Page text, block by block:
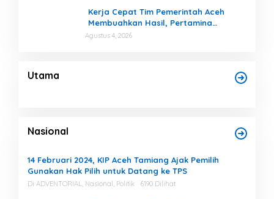
Kerja Cepat Tim Pemerintah Aceh
Membuahkan Hasil, Pertamina
Tambah Penyaluran BBM untuk Aceh
Agustus 4, 2026
Utama
Nasional
14 Februari 2024, KIP Aceh Tamiang Ajak Pemilih
Gunakan Hak Pilih untuk Datang ke TPS
Di ADVENTORIAL, Nasional, Politik 6190 Dilihat